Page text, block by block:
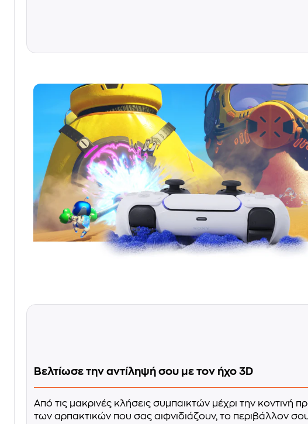
Βελτίωσε την αντίληψή σου με τον ήχο 3D
Από τις μακρινές κλήσεις συμπαικτών μέχρι την κοντινή
των αρπακτικών που σας αιφνιδιάζουν, το περιβάλλον